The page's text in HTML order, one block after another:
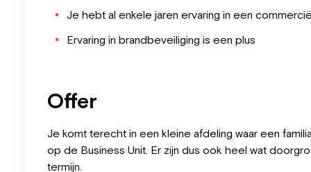
Je hebt al enkele jaren ervaring in een
Ervaring in brandbeveiliging is een plus
Offer
Je komt terecht in een kleine afdeling waar een
op de Business Unit. Er zijn dus ook heel wat
termijn.